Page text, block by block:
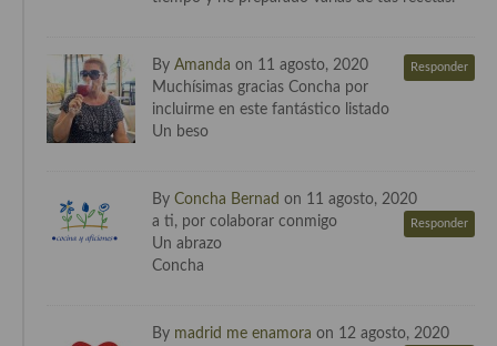
Cocina de la Republica Checa
Cocina de Polonia
Cocina de Ucrania
Cocina Francesa
Cocina Holandesa
By Amanda on 11 agosto, 2020 Responder
Muchísimas gracias Concha por
incluirme en este fantástico listado
Un beso
By Concha Bernad on 11 agosto, 2020
Responder
a ti, por colaborar conmigo
Un abrazo
Concha
By madrid me enamora on 12 agosto, 2020